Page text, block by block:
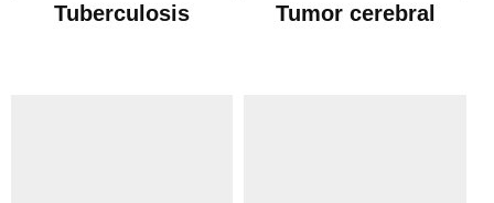
Tuberculosis Tumor cerebral